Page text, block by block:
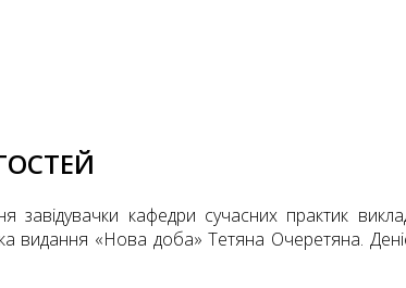
кафедри сучасних практик
видання «Нова доба» Тетяна Очеретяна.